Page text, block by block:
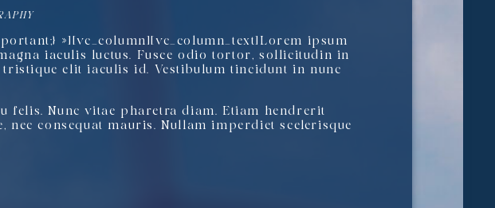
»][vc_column][vc_column_text]Lorem ipsum
iaculis luctus. Fusce odio tortor, sollicitudin in
elit iaculis id. Vestibulum tincidunt in nunc
felis. Nunc vitae pharetra diam. Etiam hendrerit
nec consequat mauris. Nullam imperdiet scelerisque